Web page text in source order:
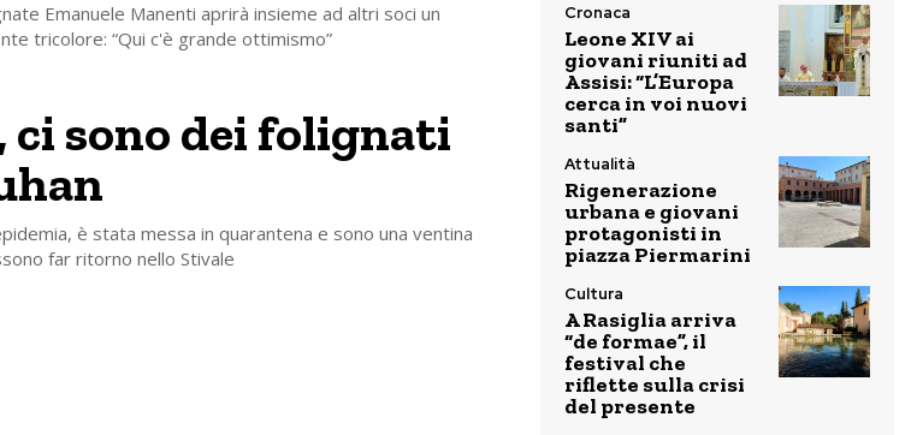
Emanuele Manenti aprirà insieme ad altri soci un
tricolore: “Qui c'è grande ottimismo”
ci sono dei folignati
è stata messa in quarantena e sono una ventina
far ritorno nello Stivale
Cronaca
Leone XIV ai
giovani riuniti ad
Assisi: “L’Europa
cerca in voi nuovi
santi”
Attualità
Rigenerazione
urbana e giovani
protagonisti in
piazza Piermarini
Cultura
A Rasiglia arriva
“de formae”, il
festival che
riflette sulla crisi
del presente